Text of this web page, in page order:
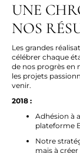
UNE
NOS
Les grandes
célébrer chaque
de nos progrès en
les projets
venir.
2018 :
Adhésion à
plateforme
Notre
mais à